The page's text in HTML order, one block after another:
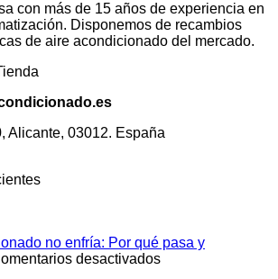
con más de 15 años de experiencia en
Disponemos de recambios
de aire acondicionado del mercado.
Alicante, 03012. España
no enfría: Por qué pasa y
desactivadosen